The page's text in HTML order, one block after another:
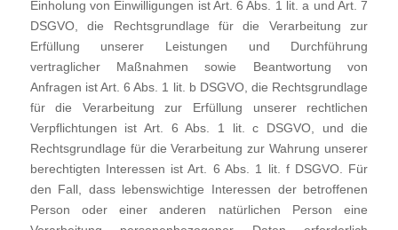
Einholung von Einwilligungen ist Art. 6 Abs. 1 lit. a und Art. 7
DSGVO, die Rechtsgrundlage für die Verarbeitung zur
Erfüllung unserer Leistungen und Durchführung
vertraglicher Maßnahmen sowie Beantwortung von
Anfragen ist Art. 6 Abs. 1 lit. b DSGVO, die Rechtsgrundlage
für die Verarbeitung zur Erfüllung unserer rechtlichen
Verpflichtungen ist Art. 6 Abs. 1 lit. c DSGVO, und die
Rechtsgrundlage für die Verarbeitung zur Wahrung unserer
berechtigten Interessen ist Art. 6 Abs. 1 lit. f DSGVO. Für
den Fall, dass lebenswichtige Interessen der betroffenen
Person oder einer anderen natürlichen Person eine